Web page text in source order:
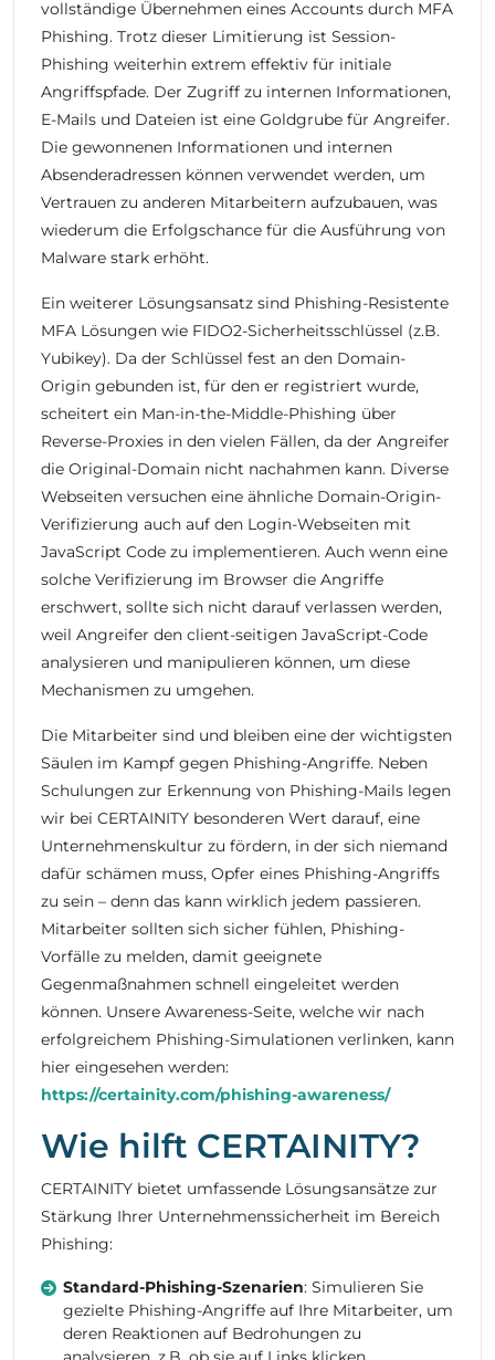
vollständige Übernehmen eines Accounts durch MFA
Phishing. Trotz dieser Limitierung ist Session-
Phishing weiterhin extrem effektiv für initiale
Angriffspfade. Der Zugriff zu internen Informationen,
E-Mails und Dateien ist eine Goldgrube für Angreifer.
Die gewonnenen Informationen und internen
Absenderadressen können verwendet werden, um
Vertrauen zu anderen Mitarbeitern aufzubauen, was
wiederum die Erfolgschance für die Ausführung von
Malware stark erhöht.
Ein weiterer Lösungsansatz sind Phishing-Resistente
MFA Lösungen wie FIDO2-Sicherheitsschlüssel (z.B.
Yubikey). Da der Schlüssel fest an den Domain-
Origin gebunden ist, für den er registriert wurde,
scheitert ein Man-in-the-Middle-Phishing über
Reverse-Proxies in den vielen Fällen, da der Angreifer
die Original-Domain nicht nachahmen kann. Diverse
Webseiten versuchen eine ähnliche Domain-Origin-
Verifizierung auch auf den Login-Webseiten mit
JavaScript Code zu implementieren. Auch wenn eine
solche Verifizierung im Browser die Angriffe
erschwert, sollte sich nicht darauf verlassen werden,
weil Angreifer den client-seitigen JavaScript-Code
analysieren und manipulieren können, um diese
Mechanismen zu umgehen.
Die Mitarbeiter sind und bleiben eine der wichtigsten
Säulen im Kampf gegen Phishing-Angriffe. Neben
Schulungen zur Erkennung von Phishing-Mails legen
wir bei CERTAINITY besonderen Wert darauf, eine
Unternehmenskultur zu fördern, in der sich niemand
dafür schämen muss, Opfer eines Phishing-Angriffs
zu sein – denn das kann wirklich jedem passieren.
Mitarbeiter sollten sich sicher fühlen, Phishing-
Vorfälle zu melden, damit geeignete
Gegenmaßnahmen schnell eingeleitet werden
können. Unsere Awareness-Seite, welche wir nach
erfolgreichem Phishing-Simulationen verlinken, kann
hier eingesehen werden:
https://certainity.com/phishing-awareness/
Wie hilft CERTAINITY?
CERTAINITY bietet umfassende Lösungsansätze zur
Stärkung Ihrer Unternehmenssicherheit im Bereich
Phishing:
Standard-Phishing-Szenarien: Simulieren Sie
gezielte Phishing-Angriffe auf Ihre Mitarbeiter, um
deren Reaktionen auf Bedrohungen zu